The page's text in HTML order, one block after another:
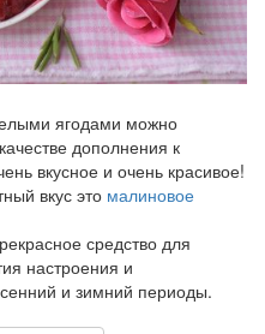
ягодами можно
дополнения к
вкусное и очень красивое!
вкус это малиновое
средство для
настроения и
и зимний периоды.